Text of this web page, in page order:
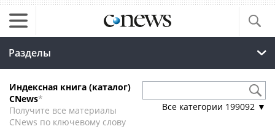
Разделы
Индексная книга (каталог)
CNews*
Получите все материалы
CNews по ключевому слову
Все категории 199092 ▼